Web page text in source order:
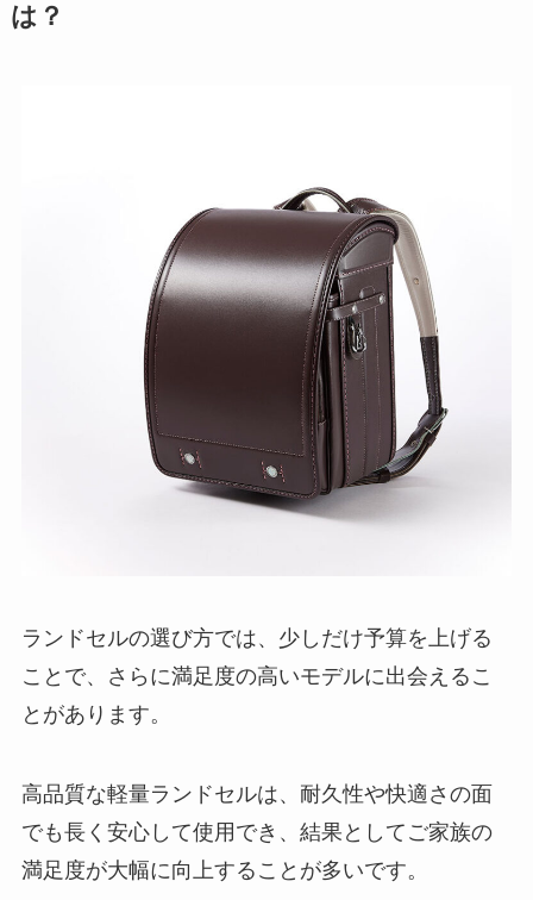
は？
ランドセルの選び方では、少しだけ予算を上げる
ことで、さらに満足度の高いモデルに出会えるこ
とがあります。
高品質な軽量ランドセルは、耐久性や快適さの面
でも長く安心して使用でき、結果としてご家族の
満足度が大幅に向上することが多いです。